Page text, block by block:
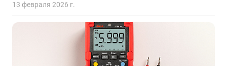
13 февраля 2026 г.